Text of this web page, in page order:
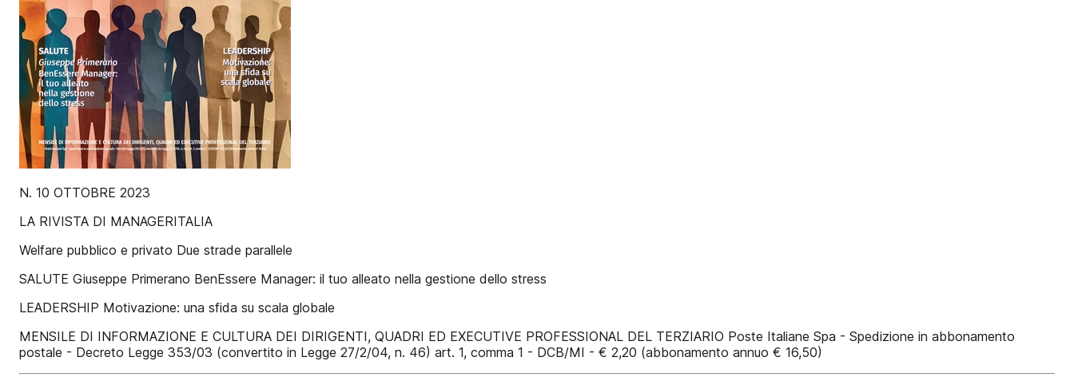
N. 10 OTTOBRE 2023
LA RIVISTA DI MANAGERITALIA
Welfare pubblico e privato Due strade parallele
SALUTE Giuseppe Primerano BenEssere Manager: il tuo alleato nella gestione dello stress
LEADERSHIP Motivazione: una sfida su scala globale
MENSILE DI INFORMAZIONE E CULTURA DEI DIRIGENTI, QUADRI ED EXECUTIVE PROFESSIONAL DEL TERZIARIO Poste Italiane Spa - Spedizione in abbonamento
postale - Decreto Legge 353/03 (convertito in Legge 27/2/04, n. 46) art. 1, comma 1 - DCB/MI - € 2,20 (abbonamento annuo € 16,50)